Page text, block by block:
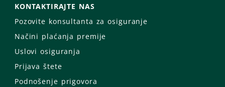
KONTAKTIRAJTE NAS
Pozovite konsultanta za osiguranje
Načini plaćanja premije
Uslovi osiguranja
Prijava štete
Podnošenje prigovora